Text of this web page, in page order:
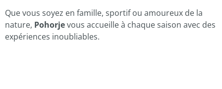
Que vous soyez en famille, sportif ou amoureux de la
nature, Pohorjevous accueille à chaque saison avec des
expériences inoubliables.